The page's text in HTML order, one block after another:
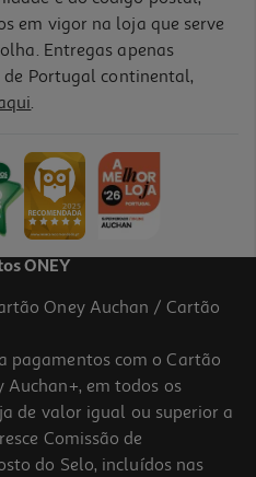
Planeta
em vigor na loja que serve
Entregas apenas
Portugal continental,
.
ONEY
Oney Auchan / Cartão
pagamentos com o Cartão
em todos os
de valor igual ou superior a
Comissão de
do Selo, incluídos nas